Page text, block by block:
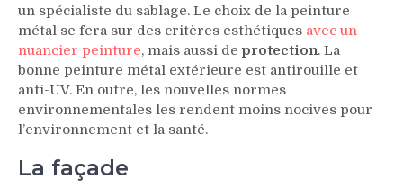
un spécialiste du sablage. Le choix de la peinture
métal se fera sur des critères esthétiques avec un
nuancier peinture, mais aussi deprotection. La
bonne peinture métal extérieure est antirouille et
anti-UV. En outre, les nouvelles normes
environnementales les rendent moins nocives pour
l’environnement et la santé.
La façade